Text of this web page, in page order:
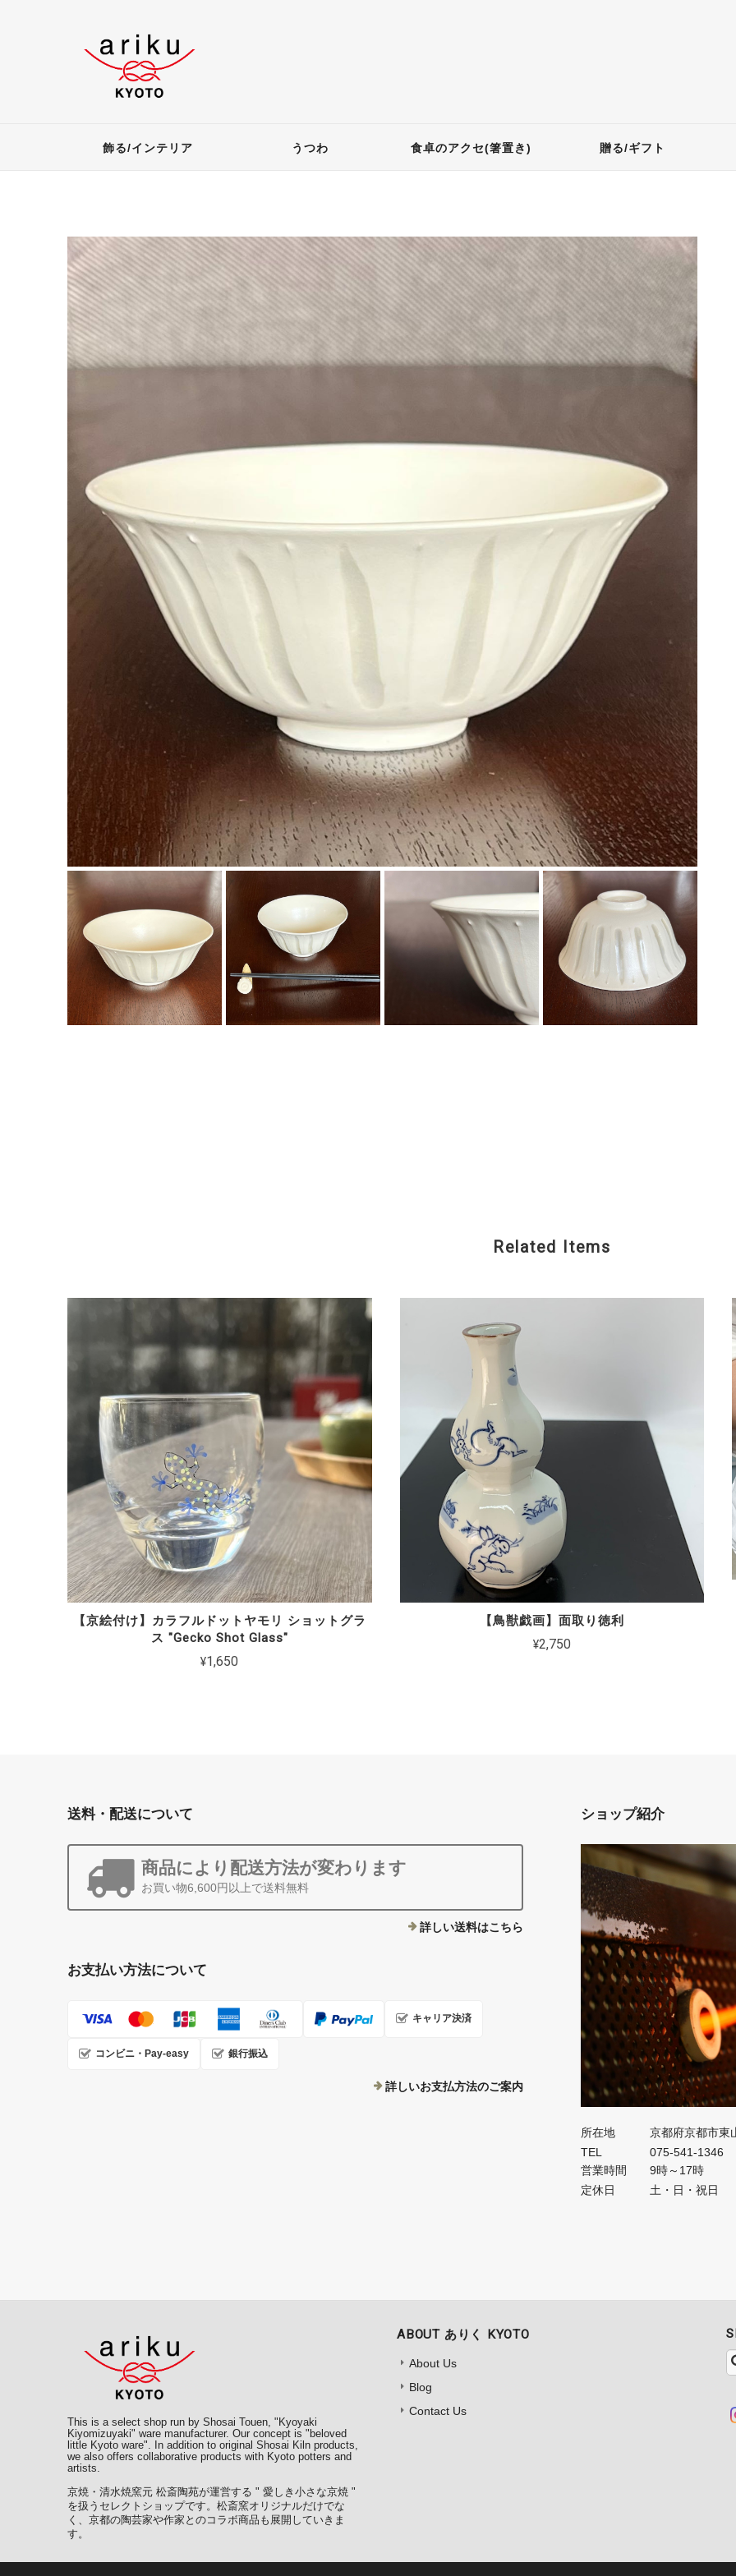
飾る/インテリア うつわ 食卓のアクセ(箸置き) 贈る/ギフト
Related Items
【京絵付け】カラフルドットヤモリ ショットグラ
ス "Gecko Shot Glass"
¥1,650
【鳥獣戯画】面取り徳利
¥2,750
送料・配送について
商品により配送方法が変わります
お買い物6,600円以上で送料無料
詳しい送料はこちら
お支払い方法について
キャリア決済
コンビニ・Pay-easy 銀行振込
詳しいお支払方法のご案内
ショップ紹介
所在地
京都府京都市東
TEL
075-541-1346
営業時間
9時～17時
定休日
土・日・祝日
This is a select shop run by Shosai Touen, "Kyoyaki
Kiyomizuyaki" ware manufacturer. Our concept is "beloved
little Kyoto ware". In addition to original Shosai Kiln products,
we also offers collaborative products with Kyoto potters and
artists.
京焼・清水焼窯元 松斎陶苑が運営する " 愛しき小さな京焼 "
を扱うセレクトショップです。松斎窯オリジナルだけでな
く、京都の陶芸家や作家とのコラボ商品も展開していきま
す。
ABOUT ありく KYOTO
About Us
Blog
Contact Us